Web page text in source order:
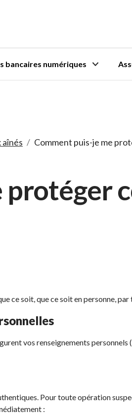
bancaires numériques
aînés / Comment puis-je me
ce soit, que ce soit en personne,
vos renseignements
Pour toute opération
: